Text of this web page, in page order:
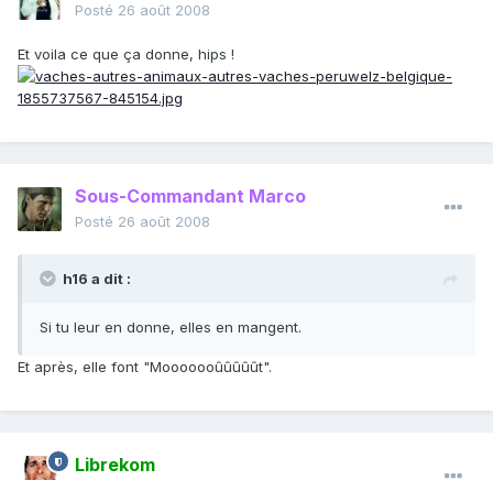
Posté 26 août 2008
Et voila ce que ça donne, hips !
Sous-Commandant Marco
Posté 26 août 2008
h16 a dit :
Si tu leur en donne, elles en mangent.
Et après, elle font "Mooooooûûûûût".
Librekom